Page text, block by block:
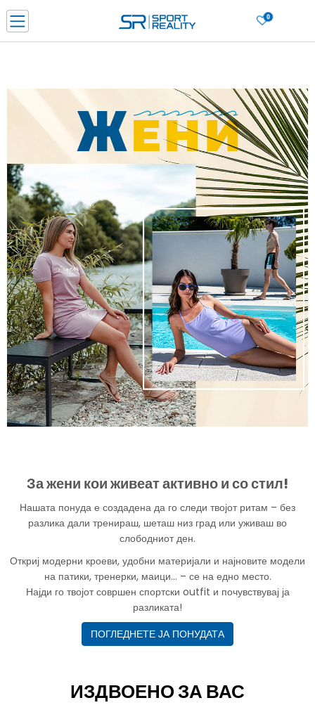
0
ДВА НАЧИНА НА ПЛАЌАЊЕ - при достава и со платежна картичка
ДОЗНАЈ ПОВЕЌЕ
& COLLECT Платете со картичка online и подигнете во продавницата по ваш
ДОЗНАЈ ПОВЕЌЕ
Ценовник
ДОЗНАЈ ПОВЕЌЕ
За жени кои живеат активно и со стил!
Нашата понуда е создадена да го следи твојот ритам – без
разлика дали тренираш, шеташ низ град или уживаш во
слободниот ден.
Откриј модерни кроеви, удобни материјали и најновите модели
на патики, тренерки, маици... – се на едно место.
Најди го твојот совршен спортски outfit и почувствувај ја
разликата!
ПОГЛЕДНЕТЕ ЈА ПОНУДАТА
ИЗДВОЕНО ЗА ВАС